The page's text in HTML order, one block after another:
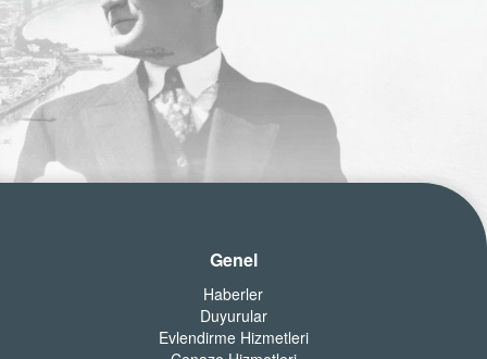
Genel
Haberler
Duyurular
Evlendirme Hizmetleri